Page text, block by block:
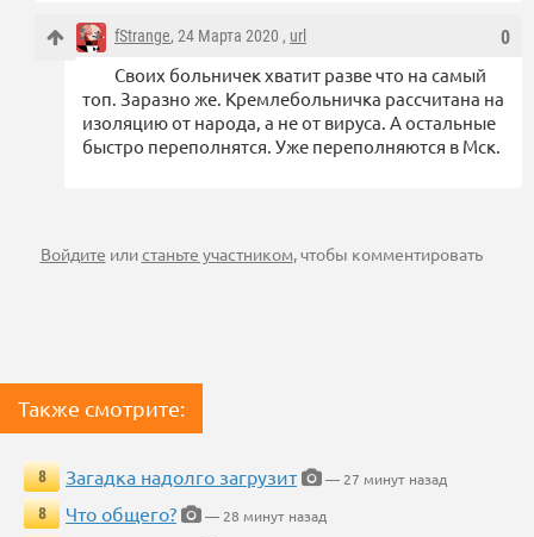
0
fStrange, 24 Марта 2020 , url
Своих больничек хватит разве что на самый
топ. Заразно же. Кремлебольничка рассчитана на
изоляцию от народа, а не от вируса. А остальные
быстро переполнятся. Уже переполняются в Мск.
Войдите илистаньте участником, чтобы комментировать
Также смотрите:
8 Загадка надолго загрузит
— 27 минут назад
8
Что общего?
— 28 минут назад